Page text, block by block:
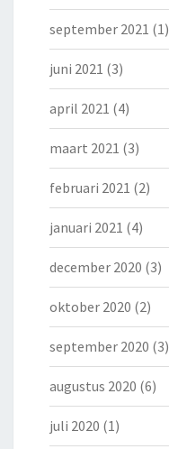
september 2021 (1)
juni 2021 (3)
april 2021 (4)
maart 2021 (3)
februari 2021 (2)
januari 2021 (4)
december 2020 (3)
oktober 2020 (2)
september 2020 (3)
augustus 2020 (6)
juli 2020 (1)